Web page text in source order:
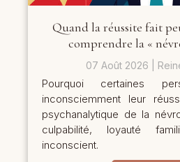
Quand la réussite fait
comprendre la «
07 Août 2026
Pourquoi certaines
inconsciemment leur
psychanalytique de la
culpabilité, loyauté
inconscient.